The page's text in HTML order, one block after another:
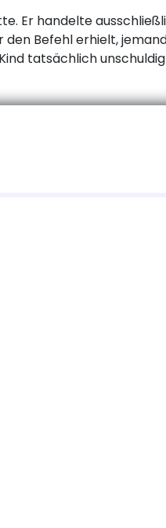
Er handelte
den Befehl erhielt,
tatsächlich